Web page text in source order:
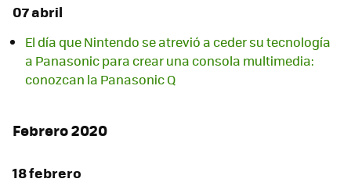
07 abril
El día que Nintendo se atrevió a ceder su tecnología
a Panasonic para crear una consola multimedia:
conozcan la Panasonic Q
Febrero 2020
18 febrero